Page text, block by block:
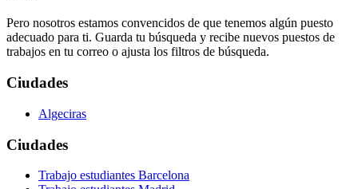
Pero nosotros estamos convencidos de que tenemos algún puesto
adecuado para ti. Guarda tu búsqueda y recibe nuevos puestos de
trabajos en tu correo o ajusta los filtros de búsqueda.
Ciudades
Algeciras
Ciudades
Trabajo estudiantes Barcelona